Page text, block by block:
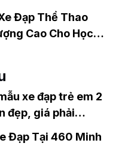
Đỉnh Cao
Đạp Thể Thao
Cao Cho Học
xe đạp trẻ em 2
đẹp, giá phải
Đạp Tại 460 Minh